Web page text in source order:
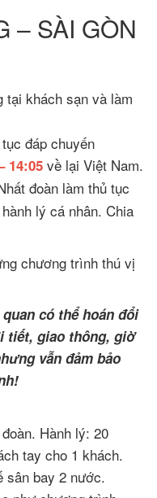
– SÀI GÒN
tại khách sạn và làm
đáp chuyến
14:05 về lại Việt Nam.
đoàn làm thủ tục
lý cá nhân. Chia
chương trình thú vị
có thể hoán đổi
tiết, giao thông, giờ
vẫn đảm bảo
Hành lý: 20
tay cho 1 khách.
sân bay 2 nước.